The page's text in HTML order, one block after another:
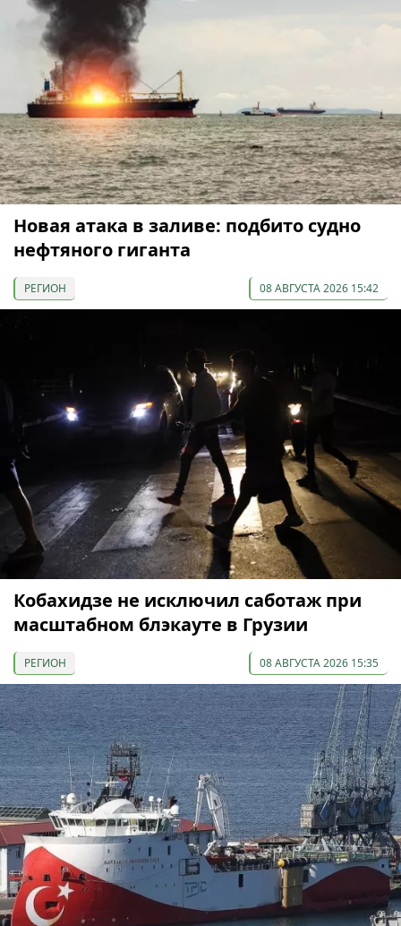
Новая атака в заливе: подбито судно
нефтяного гиганта
РЕГИОН 08 АВГУСТА 2026 15:42
Кобахидзе не исключил саботаж при
масштабном блэкауте в Грузии
РЕГИОН 08 АВГУСТА 2026 15:35